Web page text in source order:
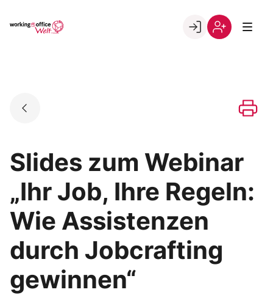
Go to landing page.
Slides zum Webinar
„Ihr Job, Ihre Regeln:
Wie Assistenzen
durch Jobcrafting
gewinnen“